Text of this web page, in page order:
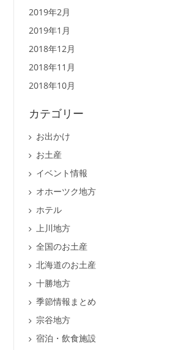
2019年2月
2019年1月
2018年12月
2018年11月
2018年10月
カテゴリー
お出かけ
お土産
イベント情報
オホーツク地方
ホテル
上川地方
全国のお土産
北海道のお土産
十勝地方
季節情報まとめ
宗谷地方
宿泊・飲食施設